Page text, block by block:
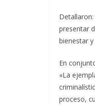
presentar
bienestar
En
«La
proceso,